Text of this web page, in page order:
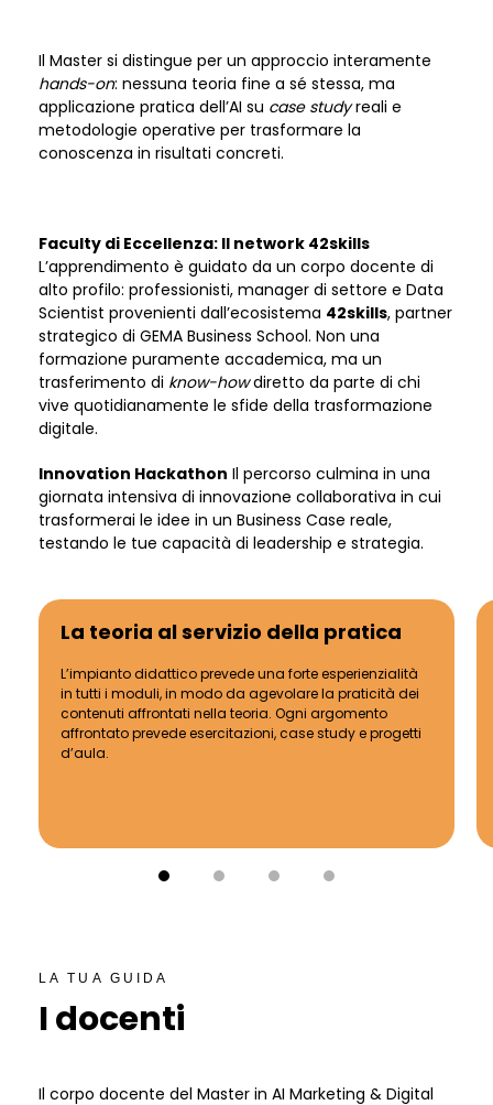
Il Master si distingue per un approccio interamente
hands-on: nessuna teoria fine a sé stessa, ma
applicazione pratica dell’AI su case studyreali e
metodologie operative per trasformare la
conoscenza in risultati concreti.
Faculty di Eccellenza: Il network 42skills
L’apprendimento è guidato da un corpo docente di
alto profilo: professionisti, manager di settore e Data
Scientist provenienti dall’ecosistema 42skills, partner
strategico di GEMA Business School. Non una
formazione puramente accademica, ma un
trasferimento di know-howdiretto da parte di chi
vive quotidianamente le sfide della trasformazione
digitale.
Innovation Hackathon Il percorso culmina in una
giornata intensiva di innovazione collaborativa in cui
trasformerai le idee in un Business Case reale,
testando le tue capacità di leadership e strategia.
La teoria al servizio della pratica
L’impianto didattico prevede una forte esperienzialità
in tutti i moduli, in modo da agevolare la praticità dei
contenuti affrontati nella teoria. Ogni argomento
affrontato prevede esercitazioni, case study e progetti
d’aula.
LA TUA GUIDA
I docenti
Il corpo docente del Master in AI Marketing & Digital